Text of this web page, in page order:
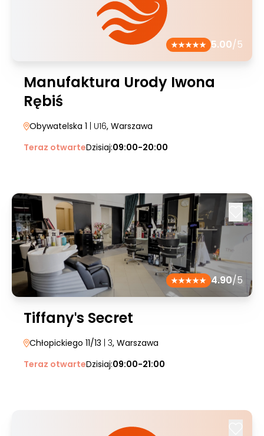
5.00/5
Manufaktura Urody Iwona
Rębiś
Obywatelska 1 | U16, Warszawa
Teraz otwarteDzisiaj:09:00-20:00
4.90/5
Tiffanyˈs Secret
Chłopickiego 11/13 | 3, Warszawa
Teraz otwarteDzisiaj:09:00-21:00